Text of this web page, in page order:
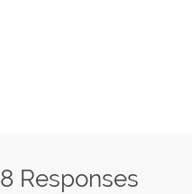
8 Responses